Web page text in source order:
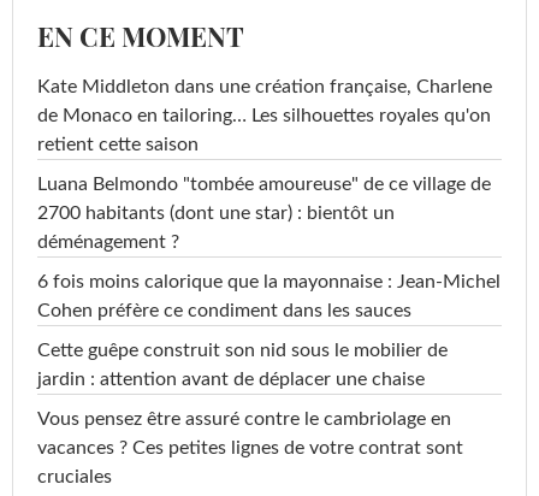
EN CE MOMENT
Kate Middleton dans une création française, Charlene
de Monaco en tailoring… Les silhouettes royales qu'on
retient cette saison
Luana Belmondo "tombée amoureuse" de ce village de
2700 habitants (dont une star) : bientôt un
déménagement ?
6 fois moins calorique que la mayonnaise : Jean-Michel
Cohen préfère ce condiment dans les sauces
Cette guêpe construit son nid sous le mobilier de
jardin : attention avant de déplacer une chaise
Vous pensez être assuré contre le cambriolage en
vacances ? Ces petites lignes de votre contrat sont
cruciales